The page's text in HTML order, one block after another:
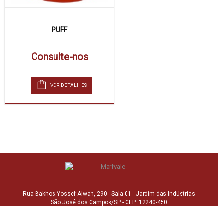
PUFF
Consulte-nos
VER DETALHES
Rua Bakhos Yossef Alwan, 290 - Sala 01 - Jardim das Indústrias
São José dos Campos/SP - CEP: 12240-450